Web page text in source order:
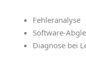
Fehleranalyse
Software-
Diagnose bei